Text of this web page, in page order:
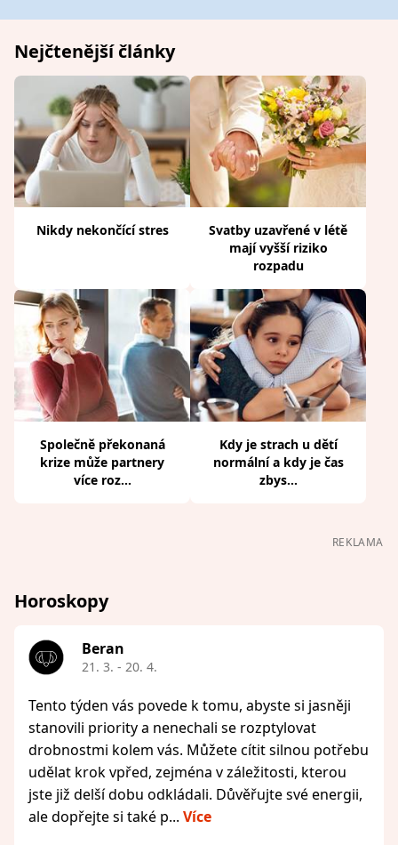
Nejčtenější články
Nikdy nekončící stres
Svatby uzavřené v létě
mají vyšší riziko
rozpadu
Společně překonaná
krize může partnery
více roz...
Kdy je strach u dětí
normální a kdy je čas
zbys...
REKLAMA
Horoskopy
Beran
21. 3. - 20. 4.
Tento týden vás povede k tomu, abyste si jasněji
stanovili priority a nenechali se rozptylovat
drobnostmi kolem vás. Můžete cítit silnou potřebu
udělat krok vpřed, zejména v záležitosti, kterou
jste již delší dobu odkládali. Důvěřujte své energii,
ale dopřejte si také p... Více